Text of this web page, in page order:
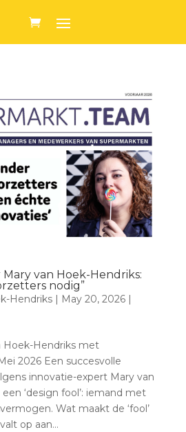
van Hoek-Hendriks:
nodig”
Hendriks| May 20, 2026|
Hoek-Hendriks met
2026 Een succesvolle
innovatie-expert Mary van
‘design fool’: iemand met
Wat maakt de ‘fool’
op aan...